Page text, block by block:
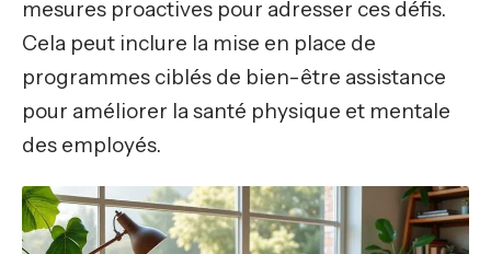
mesures proactives pour adresser ces défis.
Cela peut inclure la mise en place de
programmes ciblés de bien-être assistance
pour améliorer la santé physique et mentale
des employés.